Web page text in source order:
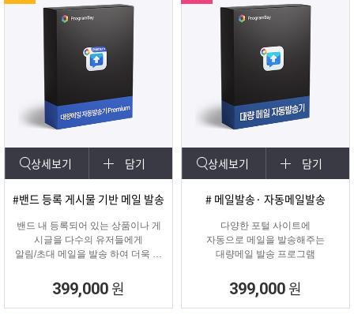
상세보기 담기
#밴드 등록 게시물 기반 메일 발송
밴드 내 등록되어 있는 상품이나 게
시글을 다수의 유저들에게
알림/초대 메일을 발송 하여 더욱 효
프로그램입니다.
399,000 원
상세보기 담기
# 메일발송· 자동메일발송
다양한 포털 사이트에
자동으로 메일을 발송해주는
대량메일 발송 프로그램
399,000 원